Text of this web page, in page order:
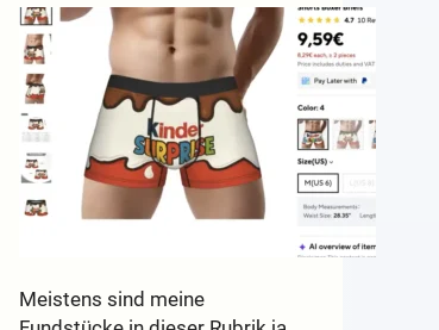
Meistens sind meine